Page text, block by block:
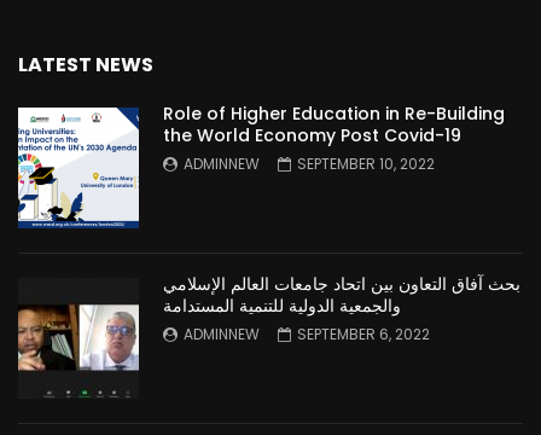
LATEST NEWS
Role of Higher Education in Re-Building
the World Economy Post Covid-19
ADMINNEW SEPTEMBER 10, 2022
بحث آفاق التعاون بين اتحاد جامعات العالم الإسلامي
والجمعية الدولية للتنمية المستدامة
ADMINNEW SEPTEMBER 6, 2022